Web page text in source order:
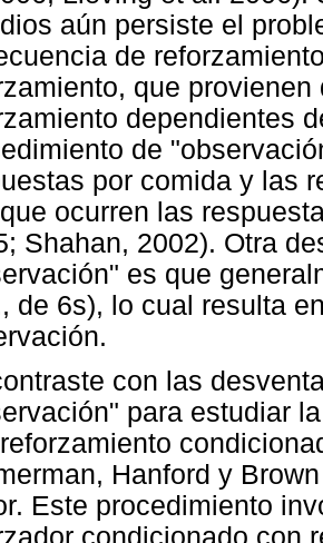
aún persiste el
de
que
dependientes
de
por comida y las
ocurren las
Shahan, 2002). Otra
es que
de 6s), lo cual resulta
con las
para estudiar
Hanford y
Este procedimiento